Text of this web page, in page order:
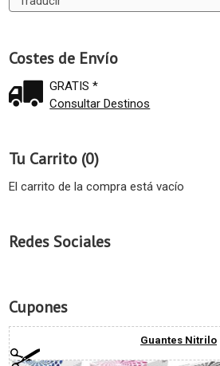
Costes de Envío
GRATIS *
Consultar Destinos
Tu Carrito (0)
El carrito de la compra está vacío
Redes Sociales
Cupones
Guantes Nitrilo